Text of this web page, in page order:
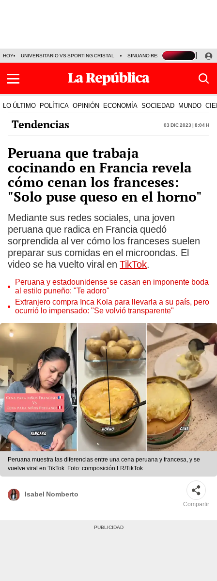
HOY UNIVERSITARIO VS SPORTING CRISTAL SINUANO RESULTADOS HOY
LO ÚLTIMO POLÍTICA OPINIÓN ECONOMÍA SOCIEDAD MUNDO
Tendencias 03 Dic 2023 | 8:04 h
Peruana que trabaja
cocinando en Francia revela
cómo cenan los franceses:
"Solo puse queso en el horno"
Mediante sus redes sociales, una joven
peruana que radica en Francia quedó
sorprendida al ver cómo los franceses suelen
preparar sus comidas en el microondas. El
video se ha vuelto viral en TikTok.
Peruana y estadounidense se casan en imponente boda
al estilo puneño: "Te adoro"
Extranjero compra Inca Kola para llevarla a su país, pero
ocurrió lo impensado: "Se volvió transparente"
Peruana muestra las diferencias entre una cena peruana y francesa, y se
vuelve viral en TikTok. Foto: composición LR/TikTok
Isabel Nomberto
Compartir